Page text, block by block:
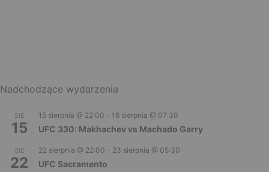
Nadchodzące wydarzenia
SIE
15
15 sierpnia @ 22:00 - 16 sierpnia @ 07:30
UFC 330: Makhachev vs Machado Garry
SIE
22
22 sierpnia @ 22:00 - 23 sierpnia @ 05:30
UFC Sacramento